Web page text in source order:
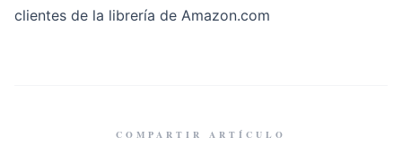
clientes de la librería de Amazon.com
COMPARTIR ARTÍCULO